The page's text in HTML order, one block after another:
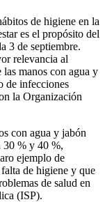
de higiene en la
es el propósito del
3 de septiembre.
relevancia al
manos con agua y
de infecciones
la Organización
con agua y jabón
30 % y 40 %,
ejemplo de
falta de higiene y que
de salud en
(ISP).